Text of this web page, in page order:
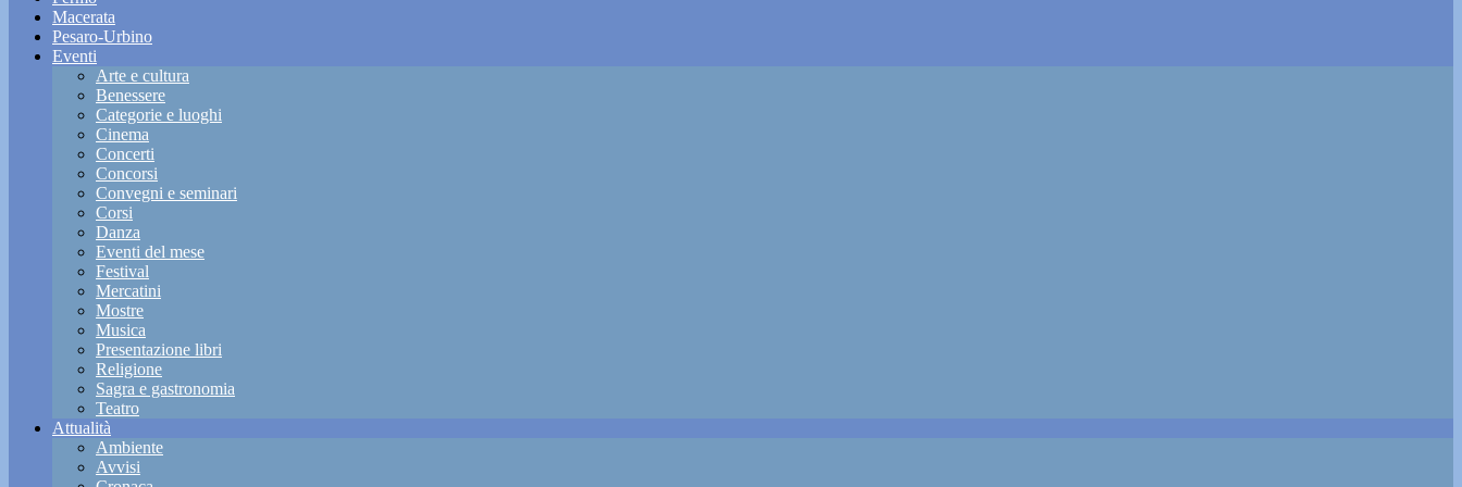
Macerata
Pesaro-Urbino
Eventi
Arte e cultura
Benessere
Categorie e luoghi
Cinema
Concerti
Concorsi
Convegni e seminari
Corsi
Danza
Eventi del mese
Festival
Mercatini
Mostre
Musica
Presentazione libri
Religione
Sagra e gastronomia
Teatro
Attualità
Ambiente
Avvisi